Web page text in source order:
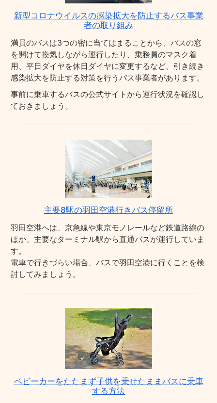
新型コロナウイルスの感染拡大を防止するバス事業
者の取り組み
満員のバスは3つの密に当てはまることから、バスの窓
を開けて換気しながら運行したり、乗務員のマスク着
用、平日ダイヤを休日ダイヤに変更するなど、引き続き
感染拡大を防止する対策を行うバス事業者があります。
事前に乗車するバスの公式サイトから運行状況を確認し
ておきましょう。
主要8駅の羽田空港行きバス停留所
羽田空港へは、京急線や東京モノレールなど鉄道路線の
ほか、主要なターミナル駅から直通バスが運行していま
す。
電車で行きづらい場合、バスで羽田空港に行くことを検
討してみましょう。
ベビーカーをたたまず子供を乗せたままバスに乗車
する方法